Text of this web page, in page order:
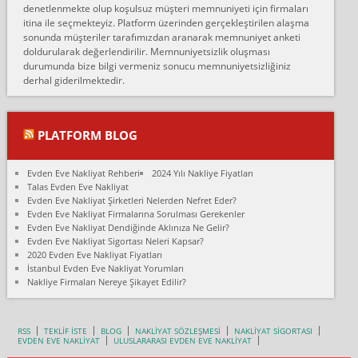
Konya ya Alicanlar naklyat la anlaştık bu şahıs evin taşınacağı gün
fiyatın mazoto gele...
Fatih kokmese:
Diyarbakır dan eşyamı getirtmek için anlaştım sözleşme yaptım.
Son anda fiyat artırdılar.. mecburiyetten tasittim.. bu kişiler ağrılı
Ali:
olduk. Asansörlü dediler sonra uraya asansör kurulmaz dediler
fark istediler. ortada asa...
Nimet:
Ben 2021 Ağustos ilk haftası Evimi taşıdım yani İstanbul'un bir
Mahallesi'nden bir başka Mahallesi'ne yani Ümraniye bölgesinde
oturuyorum önceleri ara...
Nimet Köse:
Merhaba ben 2021 Ağustos ilk haftası evimi Ümraniye'den Çok
Hancıoğlu naklyatla taşındım...
denetlenmekte olup koşulsuz müşteri memnuniyeti için firmaları
itina ile seçmekteyiz. Platform üzerinden gerçekleştirilen alaşma
sonunda müşteriler tarafımızdan aranarak memnuniyet anketi
doldurularak değerlendirilir. Memnuniyetsizlik oluşması
durumunda bize bilgi vermeniz sonucu memnuniyetsizliğiniz
derhal giderilmektedir.
PLATFORM BLOG
Evden Eve Nakliyat Rehberi
2024 Yılı Nakliye Fiyatları
Talas Evden Eve Nakliyat
Evden Eve Nakliyat Şirketleri Nelerden Nefret Eder?
Evden Eve Nakliyat Firmalarına Sorulması Gerekenler
Evden Eve Nakliyat Dendiğinde Aklınıza Ne Gelir?
Evden Eve Nakliyat Sigortası Neleri Kapsar?
2020 Evden Eve Nakliyat Fiyatları
İstanbul Evden Eve Nakliyat Yorumları
Nakliye Firmaları Nereye Şikayet Edilir?
RSS TEKLİF İSTE BLOG NAKLİYAT SÖZLEŞMESİ
NAKLİYAT SİGORTASI
EVDEN EVE NAKLİYAT
ULUSLARARASI EVDEN EVE NAKLİYAT